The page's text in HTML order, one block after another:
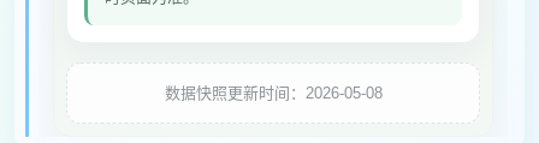
数据快照更新时间：2026-05-08